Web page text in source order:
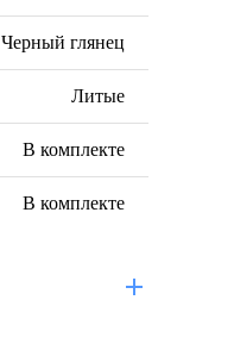
Черный глянец
Литые
В комплекте
В комплекте